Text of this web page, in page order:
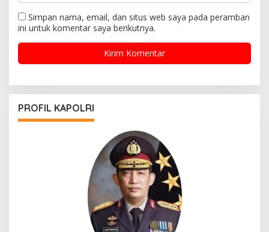
Simpan nama, email, dan situs web saya pada peramban
ini untuk komentar saya berikutnya.
PROFIL KAPOLRI